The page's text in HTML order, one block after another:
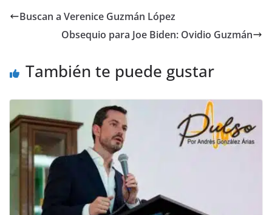
e
o
er l s
A
p
e
n
er
gr
a ar
Buscan a Verenice Guzmán López
Obsequio para Joe Biden: Ovidio Guzmán
También te puede gustar